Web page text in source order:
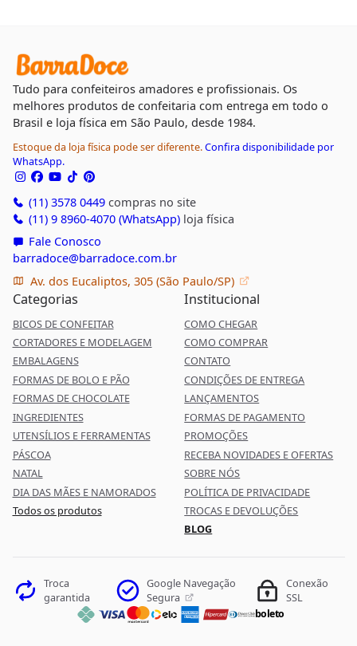
Tudo para confeiteiros amadores e profissionais. Os
melhores produtos de confeitaria com entrega em todo o
Brasil e loja física em São Paulo, desde 1984.
Estoque da loja física pode ser diferente.Confira disponibilidade por
WhatsApp.
(11) 3578 0449compras no site
(11) 9 8960-4070 (WhatsApp)loja física
Fale Conosco
barradoce@barradoce.com.br
Av. dos Eucaliptos, 305 (São Paulo/SP)
Categorias
BICOS DE CONFEITAR
CORTADORES E MODELAGEM
EMBALAGENS
FORMAS DE BOLO E PÃO
FORMAS DE CHOCOLATE
INGREDIENTES
UTENSÍLIOS E FERRAMENTAS
PÁSCOA
NATAL
DIA DAS MÃES E NAMORADOS
Todos os produtos
Institucional
COMO CHEGAR
COMO COMPRAR
CONTATO
CONDIÇÕES DE ENTREGA
LANÇAMENTOS
FORMAS DE PAGAMENTO
PROMOÇÕES
RECEBA NOVIDADES E OFERTAS
SOBRE NÓS
POLÍTICA DE PRIVACIDADE
TROCAS E DEVOLUÇÕES
BLOG
Troca
garantida
Google Navegação
Segura
Conexão
SSL
boleto